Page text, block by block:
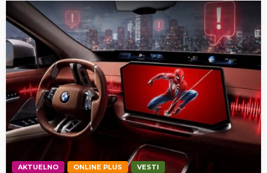
AKTUELNO ONLINE PLUS VESTI